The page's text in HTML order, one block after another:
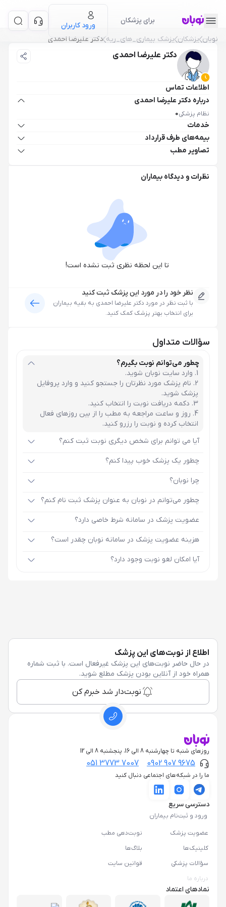
برای پزشکان
ورود کاربران
نوبان پزشکان پزشک بیماری_های_ریه دکتر علیرضا احمدی
دکتر علیرضا احمدی
اطلاعات تماس
درباره دکتر علیرضا احمدی
نظام پزشکی0
خدمات
بیمه‌های طرف قرارداد
تصاویر مطب
نظرات و دیدگاه بیماران
تا این لحظه نظری ثبت نشده است!
نظر خود را در مورد این پزشک ثبت کنید
با ثبت نظر در مورد دکتر علیرضا احمدی به بقیه بیماران
برای انتخاب بهتر پزشک کمک کنید.
سؤالات متداول
چطور می‌توانم نوبت بگیرم؟
وارد سایت نوبان شوید.
نام پزشک مورد نظرتان را جستجو کنید و وارد پروفایل
پزشک شوید.
دکمه دریافت نوبت را انتخاب کنید.
روز و ساعت مراجعه به مطب را از بین روزهای فعال
انتخاب کرده و نوبت را رزرو کنید.
آیا می توانم برای شخص دیگری نوبت ثبت کنم؟
چطور یک پزشک خوب پیدا کنم؟
چرا نوبان؟
چطور می‌توانم در نوبان به عنوان پزشک ثبت نام کنم؟
عضویت پزشک در سامانه شرط خاصی دارد؟
هزینه عضویت پزشک در سامانه نوبان چقدر است؟
آیا امکان لغو نوبت وجود دارد؟
اطلاع از نوبت‌های این پزشک
در حال حاضر نوبت‌های این پزشک غیرفعال است. با ثبت شماره
همراه خود از آنلاین بودن پزشک مطلع شوید.
نوبت‌دار شد خبرم کن
روزهای شنبه تا چهارشنبه 8 الی 16، پنجشنبه 8 الی 12
0902 907 9675
051 3773 7007
ما را در شبکه‌های اجتماعی دنبال کنید
دسترسی سریع
ورود و ثبت‌نام بیماران
عضویت پزشک
نوبت‌دهی مطب
کلینیک‌ها
بلاگ‌ها
سؤالات پزشکی
قوانین سایت
درباره ما
نمادهای اعتماد